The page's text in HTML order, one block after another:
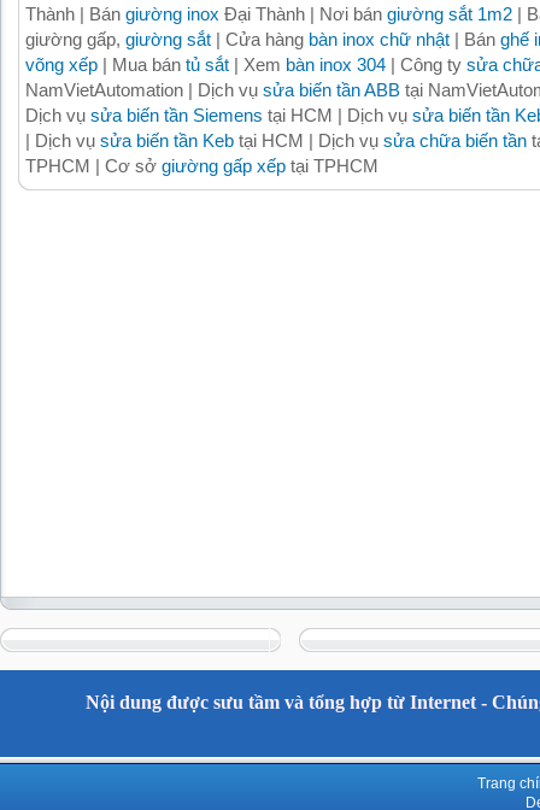
Thành | Bán giường inox Đại Thành | Nơi bán giường sắt 1m2 |
giường gấp, giường sắt | Cửa hàng bàn inox chữ nhật | Bán ghế
võng xếp | Mua bán tủ sắt | Xem bàn inox 304 | Công ty sửa
NamVietAutomation | Dịch vụ sửa biến tần ABB tại
Dịch vụ sửa biến tần Siemens tại HCM | Dịch vụ sửa biến tần
| Dịch vụ sửa biến tần Keb tại HCM | Dịch vụ sửa chữa biến tần
TPHCM | Cơ sở giường gấp xếp tại TPHCM
Nội dung được sưu tầm và tổng hợp từ Internet -
Trang